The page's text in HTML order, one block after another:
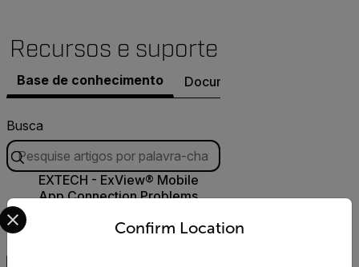
Recursos e suporte
Base de conhecimento Documentos
Busca
EXTECH - ExView® Mobile
App Connection Problems
Confirm Location
Select your preferred country and language from the